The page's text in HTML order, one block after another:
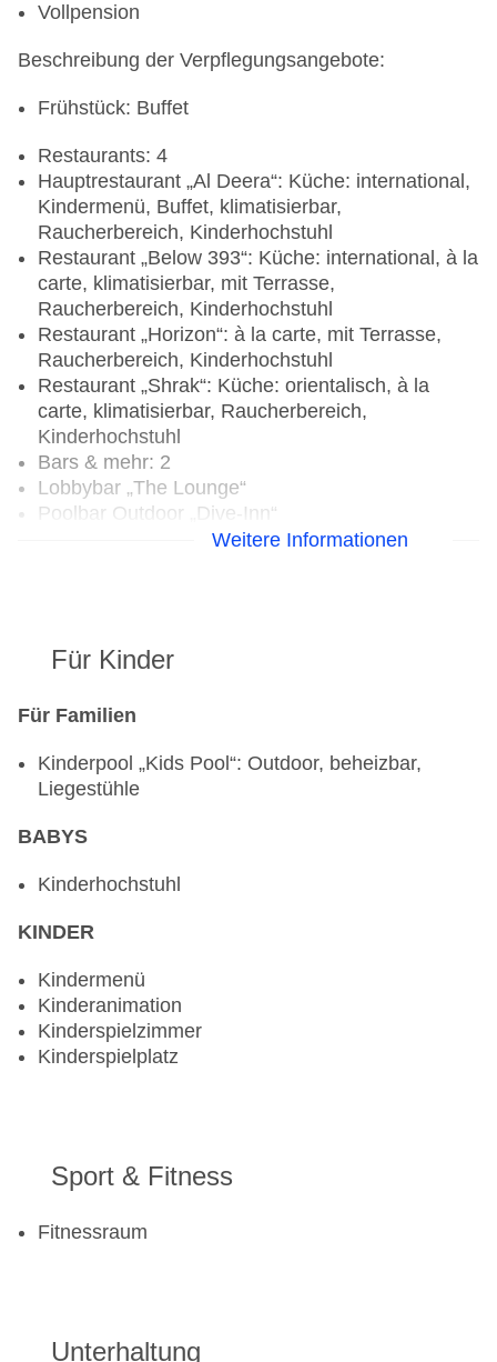
Vollpension
Beschreibung der Verpflegungsangebote:
Frühstück: Buffet
Restaurants: 4
Hauptrestaurant „Al Deera“: Küche: international,
Kindermenü, Buffet, klimatisierbar,
Raucherbereich, Kinderhochstuhl
Restaurant „Below 393“: Küche: international, à la
carte, klimatisierbar, mit Terrasse,
Raucherbereich, Kinderhochstuhl
Restaurant „Horizon“: à la carte, mit Terrasse,
Raucherbereich, Kinderhochstuhl
Restaurant „Shrak“: Küche: orientalisch, à la
carte, klimatisierbar, Raucherbereich,
Kinderhochstuhl
Bars & mehr: 2
Lobbybar „The Lounge“
Poolbar Outdoor „Dive-Inn“
Weitere Informationen
Für Kinder
Für Familien
Kinderpool „Kids Pool“: Outdoor, beheizbar,
Liegestühle
BABYS
Kinderhochstuhl
KINDER
Kindermenü
Kinderanimation
Kinderspielzimmer
Kinderspielplatz
Sport & Fitness
Fitnessraum
Unterhaltung